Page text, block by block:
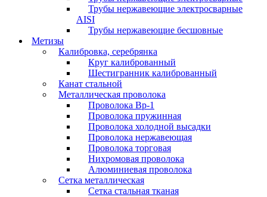
Трубы нержавеющие электросварные
AISI
Трубы нержавеющие бесшовные
Метизы
Калибровка, серебрянка
Круг калиброванный
Шестигранник калиброванный
Канат стальной
Металлическая проволока
Проволока Вр-1
Проволока пружинная
Проволока холодной высадки
Проволока нержавеющая
Проволока торговая
Нихромовая проволока
Алюминиевая проволока
Сетка металлическая
Сетка стальная тканая